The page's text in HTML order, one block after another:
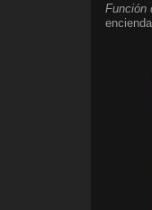
Función